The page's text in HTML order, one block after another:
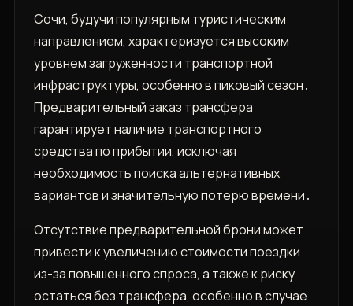
Сочи, будучи популярным туристическим
направлением, характеризуется высоким
уровнем загруженности транспортной
инфраструктуры, особенно в пиковый сезон․
Предварительный заказ трансфера
гарантирует наличие транспортного
средства по прибытии, исключая
необходимость поиска альтернативных
вариантов и значительную потерю времени․
Отсутствие предварительной брони может
привести к увеличению стоимости поездки
из-за повышенного спроса, а также к риску
остаться без трансфера, особенно в случае